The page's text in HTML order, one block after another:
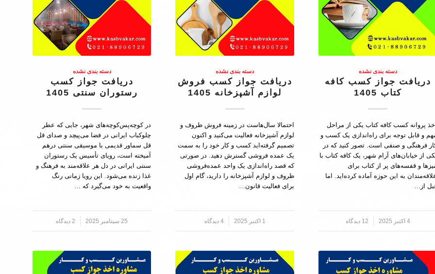
دسته بندی نشده
دریافت جواز کسب کافه
کتاب 1405
پروانه کسب کافه کتاب یکی از مراحل
و قابل توجه برای راه‌اندازی یک کسب و
فرهنگی و صنفی است. تصور کنید که در
از خیابان‌های آرام شهر، یک کافه کتاب با
و قفسه‌های پر از کتاب برای
به این حوزه آماده کرده‌اید. اما
از…
4 اکتبر 2025 / 12 دیدگاه
دسته بندی نشده
دریافت جواز کسب فروش
لوازم آشپزخانه 1405
احتمالا سال‌هاست در زمینه فروش ظروف و
لوازم آشپزخانه فعالیت می‌کنید و اکنون
تصمیم گرفته‌اید کسب و کار خود را به سمت
یک عمده فروشی گسترش دهید. در صورتی
که قصد راه‌اندازی یک واحد عمده‌فروشی
ظروف و لوازم آشپزخانه را دارید، گام اول
برای فعالیت قانون…
1 اکتبر 2025 / 4 دیدگاه
دسته بندی نشده
دریافت جواز کسب
رستوران سنتی 1405
در کوچه‌پس‌کوچه‌های شهر، جایی که عطر
چلوکباب ایرانی در فضا می‌پیچد و صدای قل
قل سماور قدیمی با موسیقی سنتی درهم
آمیخته است، رویای تأسیس یک رستوران
سنتی ایرانی در دل هر علاقه‌مند به فرهنگ و
غذا زنده می‌شود. این رویا زمانی رنگ
واقعیت به خود می‌گیرد که …
25 سپتامبر 2025 / 2 دیدگاه